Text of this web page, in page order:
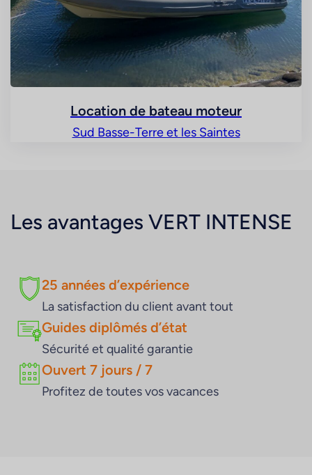
Location de bateau moteur
Sud Basse-Terre et les Saintes
Les avantages VERT INTENSE
25 années d’expérience
La satisfaction du client avant tout
Guides diplômés d’état
Sécurité et qualité garantie
Ouvert 7 jours / 7
Profitez de toutes vos vacances